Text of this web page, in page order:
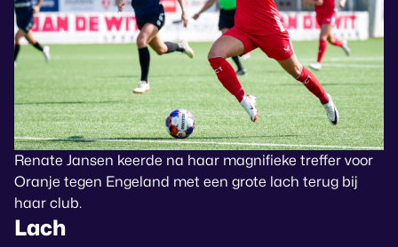
Renate Jansen keerde na haar magnifieke treffer voor
Oranje tegen Engeland met een grote lach terug bij
haar club.
Lach